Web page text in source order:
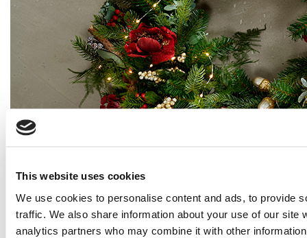
This website uses cookies
We use cookies to personalise content and ads, to provide
traffic. We also share information about your use of our site
analytics partners who may combine it with other
Stap 4